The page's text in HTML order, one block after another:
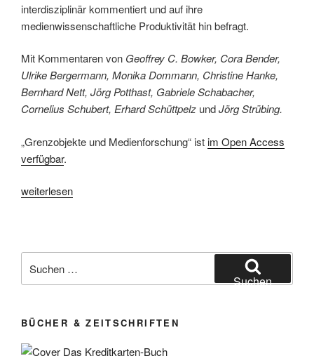
interdisziplinär kommentiert und auf ihre
medienwissenschaftliche Produktivität hin befragt.
Mit Kommentaren von Geoffrey C. Bowker, Cora Bender,
Ulrike Bergermann, Monika Dommann, Christine Hanke,
Bernhard Nett, Jörg Potthast, Gabriele Schabacher,
Cornelius Schubert, Erhard Schüttpelz undJörg Strübing.
„Grenzobjekte und Medienforschung“ istim Open Access
verfügbar.
„Grenzobjekte
weiterlesen
nach:
Suchen
BÜCHER & ZEITSCHRIFTEN